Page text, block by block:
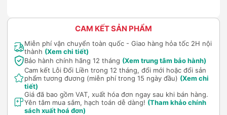
CAM KẾT SẢN PHẨM
Miễn phí vận chuyển toàn quốc - Giao hàng hỏa tốc 2H nội
thành (Xem chi tiết)
Bảo hành chính hãng 12 tháng (Xem trung tâm bảo hành)
Cam kết Lỗi Đổi Liền trong 12 tháng, đổi mới hoặc đổi sản
phẩm tương đương (miễn phí trong 15 ngày đầu) (Xem chi
tiết)
Giá đã bao gồm VAT, xuất hóa đơn ngay sau khi bán hàng.
Yên tâm mua sắm, hạch toán dễ dàng! (Tham khảo chính
sách xuất hoá đơn)